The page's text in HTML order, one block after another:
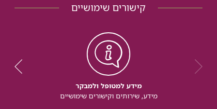
קישורים שימושיים
מידע למטופל ולמבקר
מידע, שירותים וקישורים שימושיים